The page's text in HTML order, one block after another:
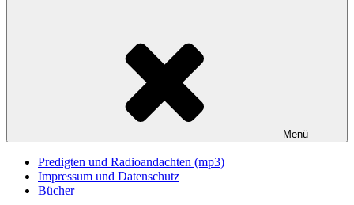
Menü
Predigten und Radioandachten (mp3)
Impressum und Datenschutz
Bücher